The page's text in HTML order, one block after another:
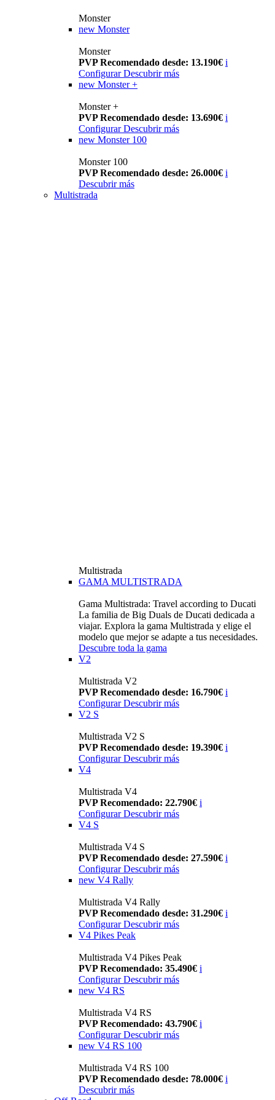
Monster
new Monster
Monster
PVP Recomendado desde: 13.190€ i
Configurar Descubrir más
new Monster +
Monster +
PVP Recomendado desde: 13.690€ i
Configurar Descubrir más
new Monster 100
Monster 100
PVP Recomendado desde: 26.000€ i
Descubrir más
Multistrada
Multistrada
GAMA MULTISTRADA
Gama Multistrada: Travel according to Ducati
La familia de Big Duals de Ducati dedicada a
viajar. Explora la gama Multistrada y elige el
modelo que mejor se adapte a tus necesidades.
Descubre toda la gama
V2
Multistrada V2
PVP Recomendado desde: 16.790€ i
Configurar Descubrir más
V2 S
Multistrada V2 S
PVP Recomendado desde: 19.390€ i
Configurar Descubrir más
V4
Multistrada V4
PVP Recomendado: 22.790€ i
Configurar Descubrir más
V4 S
Multistrada V4 S
PVP Recomendado desde: 27.590€ i
Configurar Descubrir más
new V4 Rally
Multistrada V4 Rally
PVP Recomendado desde: 31.290€ i
Configurar Descubrir más
V4 Pikes Peak
Multistrada V4 Pikes Peak
PVP Recomendado: 35.490€ i
Configurar Descubrir más
new V4 RS
Multistrada V4 RS
PVP Recomendado: 43.790€ i
ConfigurarDescubrir más
new V4 RS 100
Multistrada V4 RS 100
PVP Recomendado desde: 78.000€ i
Descubrir más